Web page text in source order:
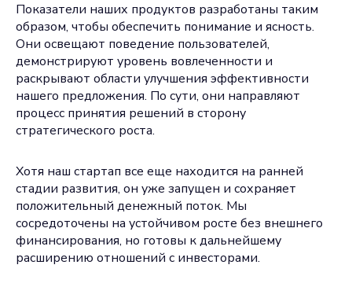
Показатели наших продуктов разработаны таким
образом, чтобы обеспечить понимание и ясность.
Они освещают поведение пользователей,
демонстрируют уровень вовлеченности и
раскрывают области улучшения эффективности
нашего предложения. По сути, они направляют
процесс принятия решений в сторону
стратегического роста.
Хотя наш стартап все еще находится на ранней
стадии развития, он уже запущен и сохраняет
положительный денежный поток. Мы
сосредоточены на устойчивом росте без внешнего
финансирования, но готовы к дальнейшему
расширению отношений с инвесторами.